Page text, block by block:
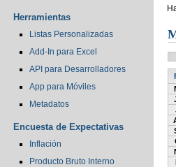
Herramientas
Listas Personalizadas
Add-In para Excel
API para Desarrolladores
App para Móviles
Metadatos
Encuesta de Expectativas
Inflación
Producto Bruto Interno